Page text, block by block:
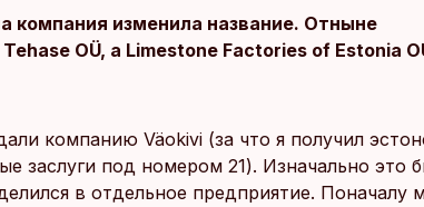
компания изменила название. Отныне
OÜ, а Limestone Factories of Estonia
компанию Väokivi (за что я получил
заслуги под номером 21). Изначально это
в отдельное предприятие. Поначалу